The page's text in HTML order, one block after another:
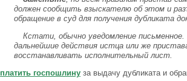
должен сообщить взыскателю об этом и
обращение в суд для получения дубликата
Кстати, обычно уведомление
дальнейшие действия истца или же
восстанавливать исполнительный лист.
платить госпошлину за выдачу дубликата и